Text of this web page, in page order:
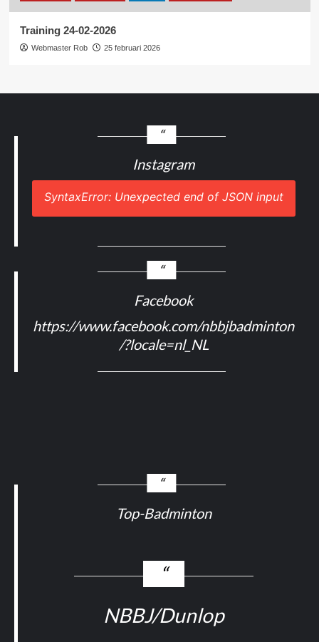
Training 24-02-2026
Webmaster Rob 25 februari 2026
Instagram
SyntaxError: Unexpected end of JSON input
Facebook
https://www.facebook.com/nbbjbadminton
/?locale=nl_NL
Top-Badminton
NBBJ/Dunlop